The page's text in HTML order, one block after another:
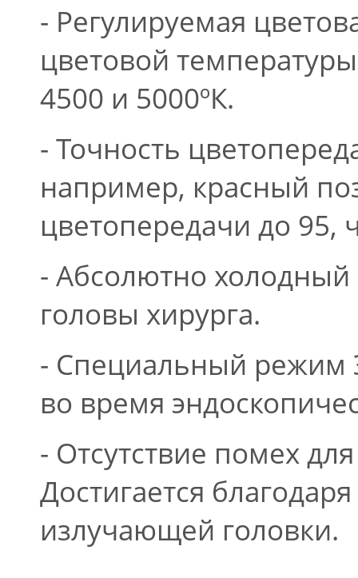
- Регулируемая
цветовой
4500 и 5000ºК.
- Точность
например, красный
цветопередачи до 95,
- Абсолютно холодный
головы хирурга.
- Специальный режим
во время
- Отсутствие помех
Достигается
излучающей головки.